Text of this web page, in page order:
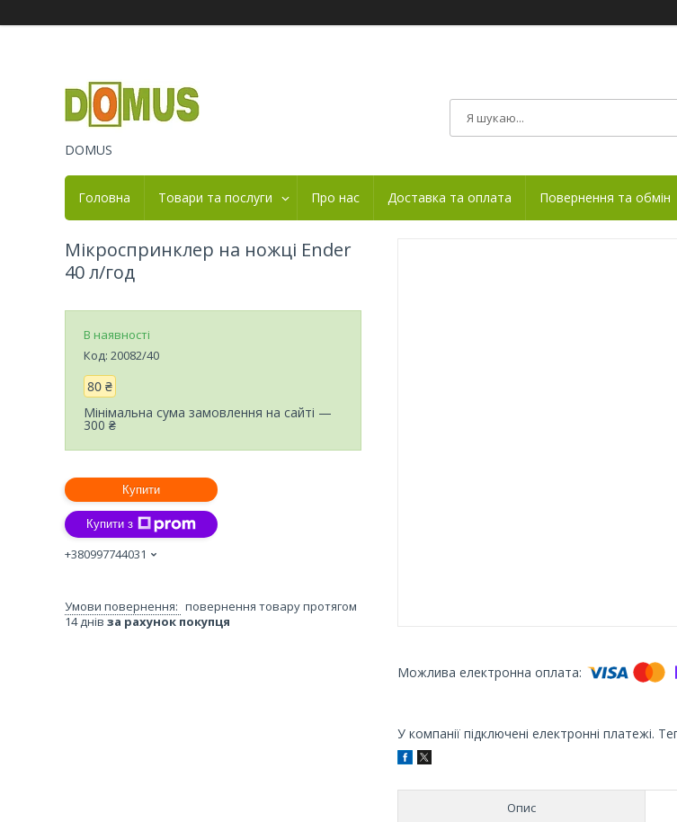
DOMUS
Головна Товари та послуги Про нас Доставка та оплата Повернення та обмін
У компанії підключені електронні платежі.
Опис
Мікроспринклер на ножці Ender
40 л/год
В наявності
Код: 20082/40
80 ₴
Мінімальна сума замовлення на сайті —
300 ₴
Купити
Купити з
+380997744031
повернення товару протягом
14 днів за рахунок покупця